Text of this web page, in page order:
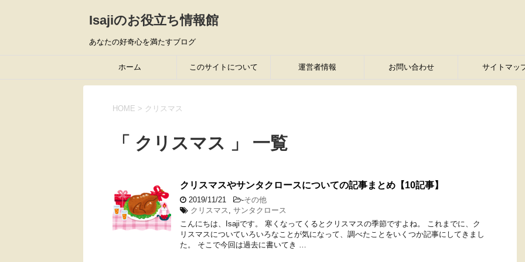
Isajiのお役立ち情報館
あなたの好奇心を満たすブログ
ホーム このサイトについて 運営者情報 お問い合わせ サイトマッ
HOME > クリスマス
「 クリスマス 」 一覧
クリスマスやサンタクロースについての記事まとめ【10記事】
2019/11/21 -その他
クリスマス , サンタクロース
こんにちは、Isajiです。 寒くなってくるとクリスマスの季節ですよね。 これまでに、ク
リスマスについていろいろなことが気になって、調べたことをいくつか記事にしてきまし
た。 そこで今回は過去に書いてき …